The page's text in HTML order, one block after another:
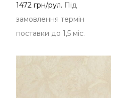
1472 грн/рул. Під
замовлення термін
поставки до 1,5 міс.